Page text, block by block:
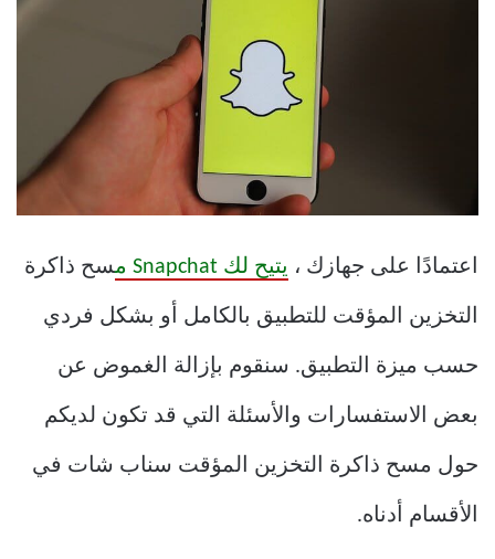
اعتمادًا على جهازك ، يتيح لك Snapchat م سح ذاكرة
التخزين المؤقت للتطبيق بالكامل أو بشكل فردي
حسب ميزة التطبيق. سنقوم بإزالة الغموض عن
بعض الاستفسارات والأسئلة التي قد تكون لديكم
حول مسح ذاكرة التخزين المؤقت سناب شات في
الأقسام أدناه.